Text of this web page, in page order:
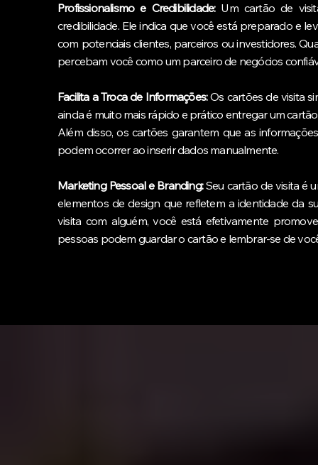
Profissionalismo e Credibilidade:Um cartão de
credibilidade. Ele indica que você está preparado e
com potenciais clientes, parceiros ou investidores.
percebam você como um parceiro de negócios
Facilita a Troca de Informações:Os cartões de visita
ainda é muito mais rápido e prático entregar um
Além disso, os cartões garantem que as
podem ocorrer ao inserir dados manualmente.
Marketing Pessoal e Branding:Seu cartão de visita é
elementos de design que refletem a identidade da
visita com alguém, você está efetivamente
pessoas podem guardar o cartão e lembrar-se de